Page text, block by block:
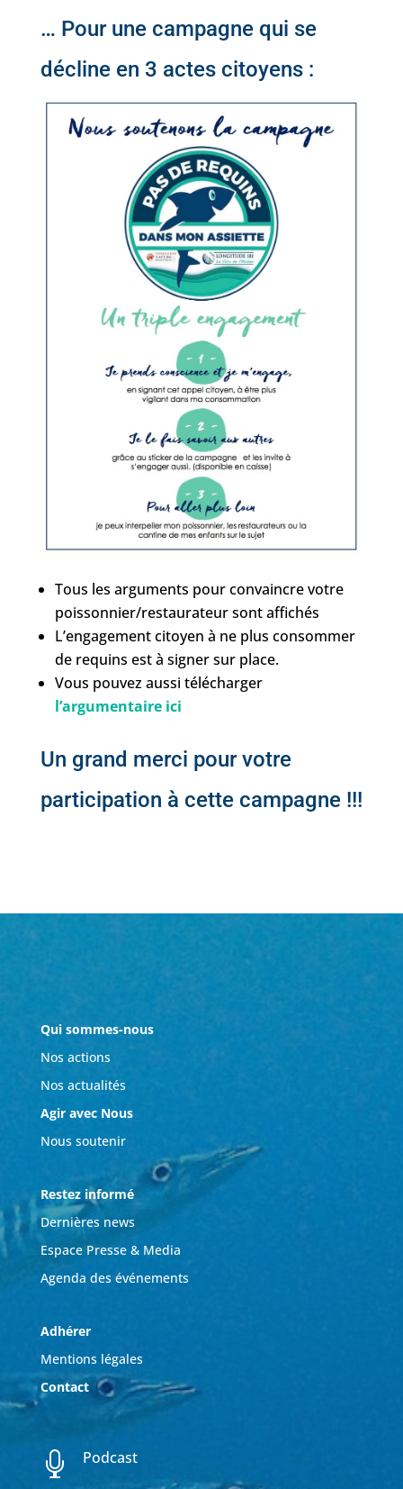
… Pour une campagne qui se
décline en 3 actes citoyens :
Tous les arguments pour convaincre votre
poissonnier/restaurateur sont affichés
L’engagement citoyen à ne plus consommer
de requins est à signer sur place.
Vous pouvez aussi télécharger
l’argumentaire ici
Un grand merci pour votre
participation à cette campagne !!!
Qui sommes-nous
Nos actions
Nos actualités
Agir avec Nous
Nous soutenir
Restez informé
Dernières news
Espace Presse & Media
Agenda des événements
Adhérer
Mentions légales
Contact
 Podcast